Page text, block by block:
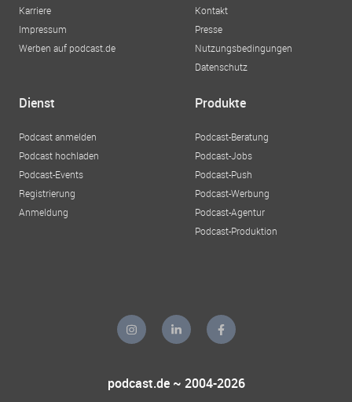
Karriere
Impressum
Werben auf podcast.de
Kontakt
Presse
Nutzungsbedingungen
Datenschutz
Dienst
Podcast anmelden
Podcast hochladen
Podcast-Events
Registrierung
Anmeldung
Produkte
Podcast-Beratung
Podcast-Jobs
Podcast-Push
Podcast-Werbung
Podcast-Agentur
Podcast-Produktion
podcast.de ~ 2004-2026